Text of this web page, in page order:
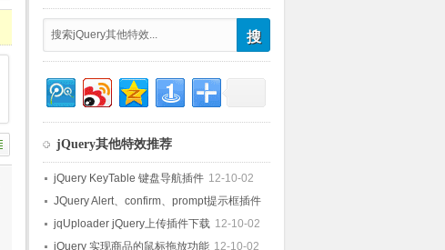
jQuery其他特效推荐
jQuery KeyTable 键盘导航插件 12-10-02
JQuery Alert、confirm、prompt提示框插件
12-10-02
jqUploader jQuery上传插件下载 12-10-02
jQuery 实现商品的鼠标拖放功能 12-10-02